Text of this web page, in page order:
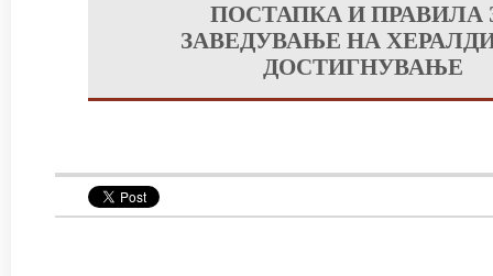
ПОСТАПКА И ПРАВИЛА
ЗАВЕДУВАЊЕ НА
ДОСТИГНУВАЊЕ